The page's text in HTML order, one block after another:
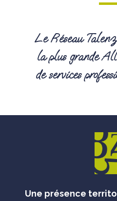
Le Réseau
la plus grande
de services
Une présence